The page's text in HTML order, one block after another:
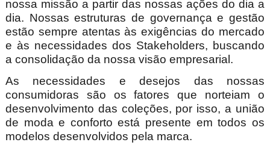
nossa missão a partir das nossas ações do dia a
dia. Nossas estruturas de governança e gestão
estão sempre atentas às exigências do mercado
e às necessidades dos Stakeholders, buscando
a consolidação da nossa visão empresarial.
As necessidades e desejos das nossas
consumidoras são os fatores que norteiam o
desenvolvimento das coleções, por isso, a união
de moda e conforto está presente em todos os
modelos desenvolvidos pela marca.